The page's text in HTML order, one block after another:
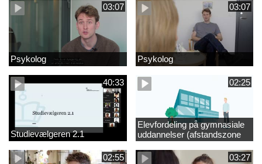
03:07
Psykolog
03:07
Psykolog
40:33
Studievælgeren 2.1
02:25
Elevfordeling på gymnasiale
uddannelser (afstandszone
redigeret)
02:55
03:27